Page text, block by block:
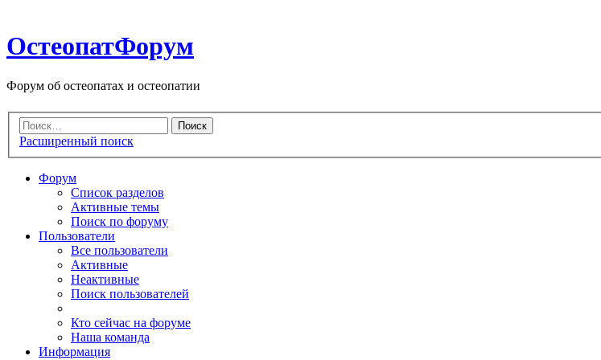
ОстеопатФорум
Форум об остеопатах и остеопатии
Расширенный поиск
Форум
Список разделов
Активные темы
Поиск по форуму
Пользователи
Все пользователи
Активные
Неактивные
Поиск пользователей
Кто сейчас на форуме
Наша команда
Информация